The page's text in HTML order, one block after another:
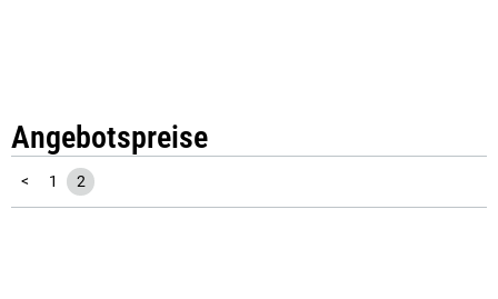
Angebotspreise
< 1 2